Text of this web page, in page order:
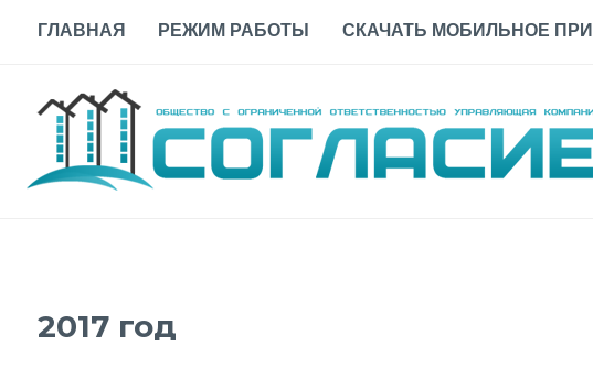
ГЛАВНАЯ РЕЖИМ РАБОТЫ СКАЧАТЬ МОБИЛЬНОЕ
2017 год